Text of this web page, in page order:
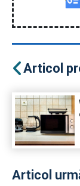
Articol
Articol